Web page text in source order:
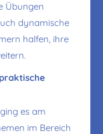
Übungen
dynamische
halfen, ihre
es am
im Bereich